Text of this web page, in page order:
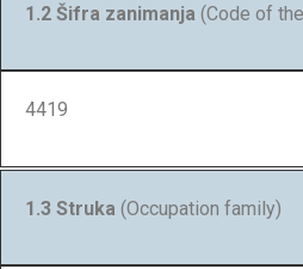
1.2 Šifra zanimanja (Code of
4419
1.3 Struka (Occupation family)